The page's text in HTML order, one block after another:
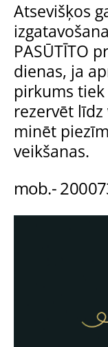
Atsevišķos
PASŪTĪTO
dienas, ja
pirkums tiek
rezervēt
minēt
veikšanas.
mob.-